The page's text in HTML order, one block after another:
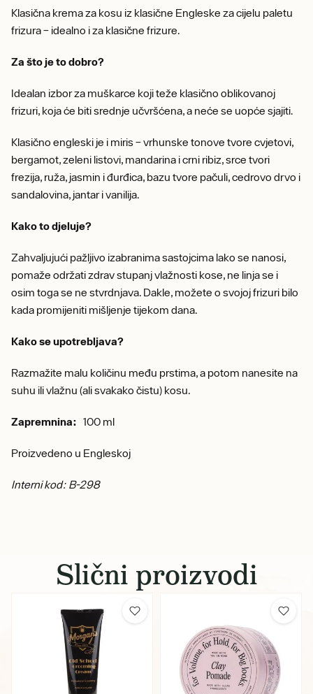
Klasična krema za kosu iz klasične Engleske za cijelu paletu
frizura – idealno i za klasične frizure.
Za što je to dobro?
Idealan izbor za muškarce koji teže klasično oblikovanoj
frizuri, koja će biti srednje učvršćena, a neće se uopće sjajiti.
Klasično engleski je i miris – vrhunske tonove tvore cvjetovi,
bergamot, zeleni listovi, mandarina i crni ribiz, srce tvori
frezija, ruža, jasmin i đurđica, bazu tvore pačuli, cedrovo drvo i
sandalovina, jantar i vanilija.
Kako to djeluje?
Zahvaljujući pažljivo izabranima sastojcima lako se nanosi,
pomaže održati zdrav stupanj vlažnosti kose, ne linja se i
osim toga se ne stvrdnjava. Dakle, možete o svojoj frizuri bilo
kada promijeniti mišljenje tijekom dana.
Kako se upotrebljava?
Razmažite malu količinu među prstima, a potom nanesite na
suhu ili vlažnu (ali svakako čistu) kosu.
Zapremnina: 100 ml
Proizvedeno u Engleskoj
Interni kod: B-298
Slični proizvodi